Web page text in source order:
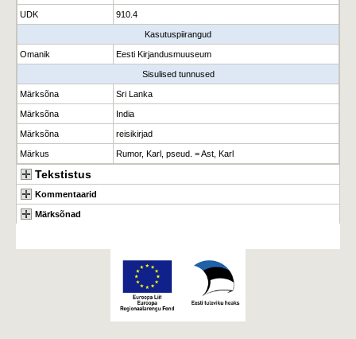
UDK 910.4
Kasutuspiirangud
Omanik Eesti Kirjandusmuuseum
Sisulised tunnused
Märksõna Sri Lanka
Märksõna India
Märksõna reisikirjad
Märkus Rumor, Karl, pseud. = Ast, Karl
Tekstistus
Kommentaarid
Märksõnad